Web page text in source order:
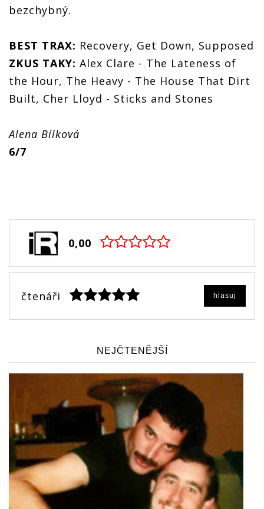
bezchybný.
BEST TRAX: Recovery, Get Down, Supposed
ZKUS TAKY: Alex Clare - The Lateness of
the Hour, The Heavy - The House That Dirt
Built, Cher Lloyd - Sticks and Stones
Alena Bílková
6/7
0,00
čtenáři hlasuj
NEJČTENĚJŠÍ